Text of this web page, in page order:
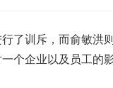
了训斥，而俞敏洪
个企业以及员工的